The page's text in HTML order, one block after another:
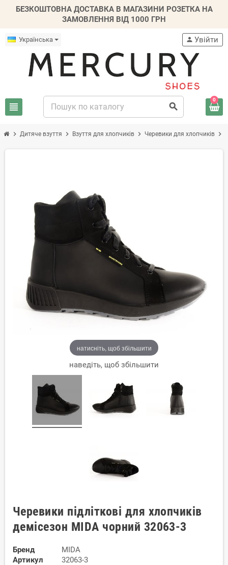
БЕЗКОШТОВНА ДОСТАВКА В МАГАЗИНИ РОЗЕТКА НА
ЗАМОВЛЕННЯ ВІД 1000 ГРН
Українська
view_headline search
person Увійти
0
chevron_right Дитяче взуття chevron_right Взуття для хлопчиків chevron_right Черевики для хлопчиків chevron_right
натисніть, щоб збільшити
наведіть, щоб збільшити
Черевики підліткові для хлопчиків
демісезон MIDA чорний 32063-3
Бренд
MIDA
Артикул
32063-3